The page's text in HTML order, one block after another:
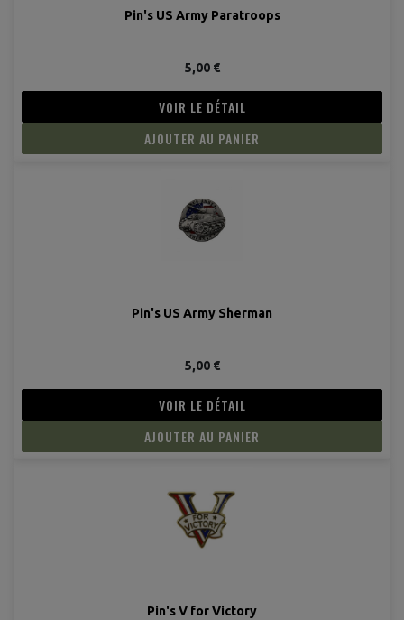
Pin's US Army Paratroops
5,00 €
VOIR LE DÉTAIL
AJOUTER AU PANIER
Pin's US Army Sherman
5,00 €
VOIR LE DÉTAIL
AJOUTER AU PANIER
Pin's V for Victory